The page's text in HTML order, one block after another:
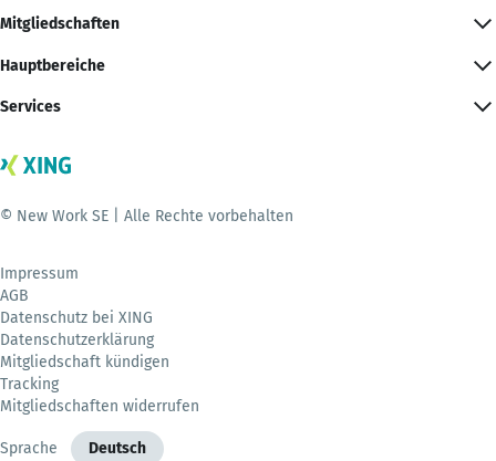
Mitgliedschaften
Hauptbereiche
Services
© New Work SE | Alle Rechte vorbehalten
Impressum
AGB
Datenschutz bei XING
Datenschutzerklärung
Mitgliedschaft kündigen
Tracking
Mitgliedschaften widerrufen
Sprache Deutsch